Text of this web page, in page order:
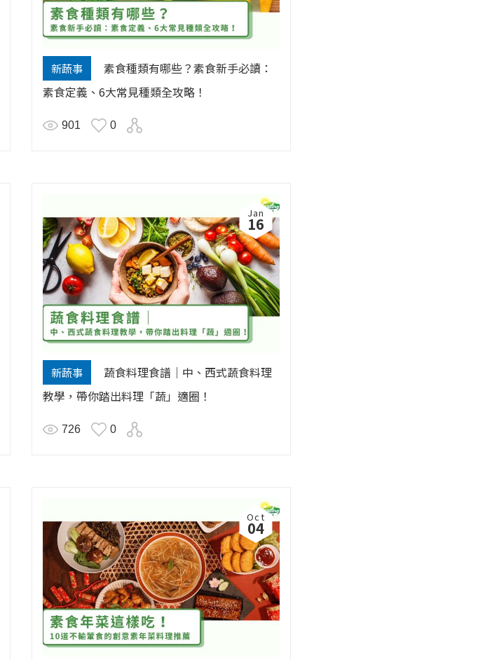
新蔬事
素食種類有哪些？素食新手必讀：
素食定義、6大常見種類全攻略！
901 0
Jan
16
新蔬事
蔬食料理食譜｜中、西式蔬食料理
教學，帶你踏出料理「蔬」適圈！
726 0
Oct
04